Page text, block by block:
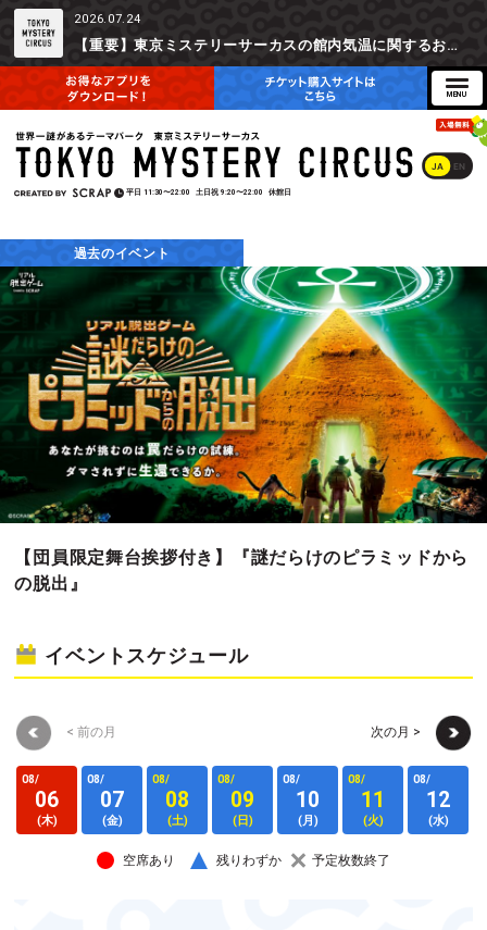
2026.07.24
【重要】東京ミステリーサーカスの館内気温に関するお詫びとご参加辞退時の返金対応について
JA EN
平日 11:30〜22:00 土日祝 9:20〜22:00 休館日
過去のイベント
【団員限定舞台挨拶付き】『謎だらけのピラミッドから
の脱出』
イベントスケジュール
< 前の月 次の月 >
08/
06
(木)
08/
07
(金)
08/
08
(土)
08/
09
(日)
08/
10
(月)
08/
11
(火)
08/
12
(水)
空席あり 残りわずか 予定枚数終了